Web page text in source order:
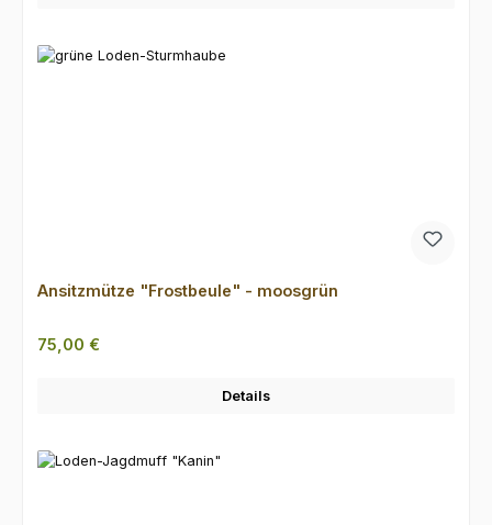
Ansitzmütze "Frostbeule" - moosgrün
Regulärer Preis:
75,00 €
Details